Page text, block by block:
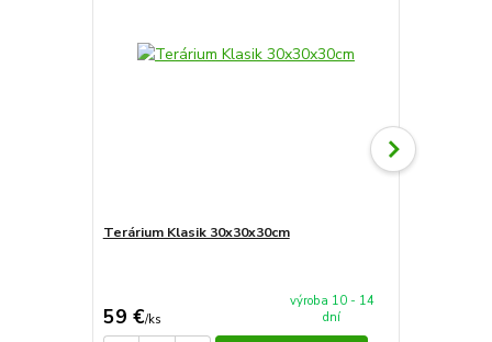
Terárium Klasik 30x30x30cm
59 €/ks
výroba 10 - 14
dní